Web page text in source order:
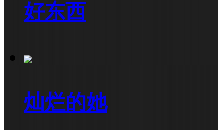
好东西
灿烂的她